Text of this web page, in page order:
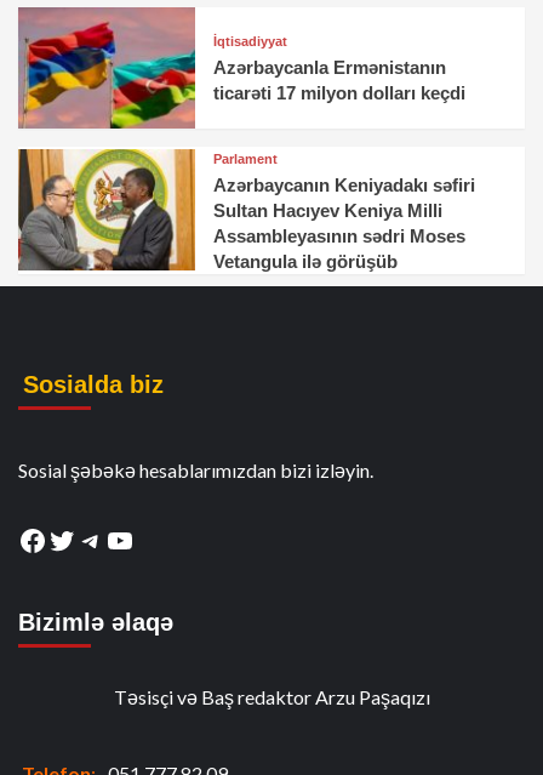
İqtisadiyyat
Azərbaycanla Ermənistanın
ticarəti 17 milyon dolları keçdi
Parlament
Azərbaycanın Keniyadakı səfiri
Sultan Hacıyev Keniya Milli
Assambleyasının sədri Moses
Vetangula ilə görüşüb
Sosialda biz
Sosial şəbəkə hesablarımızdan bizi izləyin.
Facebook
Twitter
Telegram
YouTube
Bizimlə əlaqə
Təsisçi və Baş redaktor Arzu Paşaqızı